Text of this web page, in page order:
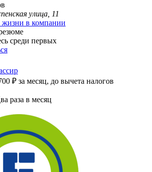
улица, 11
в компании
среди первых
₽ за месяц, до вычета налогов
раза в месяц